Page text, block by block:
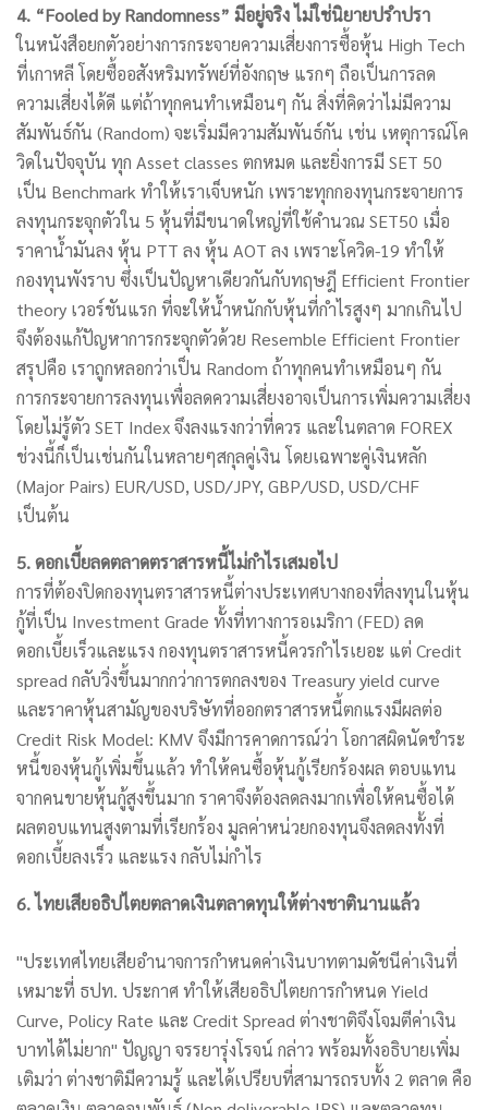
4. “Fooled by Randomness” มีอยู่จริง ไม่ใช่นิยายปรำปรา
ในหนังสือยกตัวอย่างการกระจายความเสี่ยงการซื้อหุ้น High Tech
ที่เกาหลี โดยซื้ออสังหริมทรัพย์ที่อังกฤษ แรกๆ ถือเป็นการลด
ความเสี่ยงได้ดี แต่ถ้าทุกคนทำเหมือนๆ กัน สิ่งที่คิดว่าไม่มีความ
สัมพันธ์กัน (Random) จะเริ่มมีความสัมพันธ์กัน เช่น เหตุการณ์โค
วิดในปัจจุบัน ทุก Asset classes ตกหมด และยิ่งการมี SET 50
เป็น Benchmark ทำให้เราเจ็บหนัก เพราะทุกกองทุนกระจายการ
ลงทุนกระจุกตัวใน 5 หุ้นที่มีขนาดใหญ่ที่ใช้คำนวณ SET50 เมื่อ
ราคาน้ำมันลง หุ้น PTT ลง หุ้น AOT ลง เพราะโควิด-19 ทำให้
กองทุนพังราบ ซึ่งเป็นปัญหาเดียวกันกับทฤษฎี Efficient Frontier
theory เวอร์ชันแรก ที่จะให้น้ำหนักกับหุ้นที่กำไรสูงๆ มากเกินไป
จึงต้องแก้ปัญหาการกระจุกตัวด้วย Resemble Efficient Frontier
สรุปคือ เราถูกหลอกว่าเป็น Random ถ้าทุกคนทำเหมือนๆ กัน
การกระจายการลงทุนเพื่อลดความเสี่ยงอาจเป็นการเพิ่มความเสี่ยง
โดยไม่รู้ตัว SET Index จึงลงแรงกว่าที่ควร และในตลาด FOREX
ช่วงนี้ก็เป็นเช่นกันในหลายๆสกุลคู่เงิน โดยเฉพาะคู่เงินหลัก
(Major Pairs) EUR/USD, USD/JPY, GBP/USD, USD/CHF
เป็นต้น
5. ดอกเบี้ยลดตลาดตราสารหนี้ไม่กำไรเสมอไป
การที่ต้องปิดกองทุนตราสารหนี้ต่างประเทศบางกองที่ลงทุนในหุ้น
กู้ที่เป็น Investment Grade ทั้งที่ทางการอเมริกา (FED) ลด
ดอกเบี้ยเร็วและแรง กองทุนตราสารหนี้ควรกำไรเยอะ แต่ Credit
spread กลับวิ่งขึ้นมากกว่าการตกลงของ Treasury yield curve
และราคาหุ้นสามัญของบริษัทที่ออกตราสารหนี้ตกแรงมีผลต่อ
Credit Risk Model: KMV จึงมีการคาดการณ์ว่า โอกาสผิดนัดชำระ
หนี้ของหุ้นกู้เพิ่มขึ้นแล้ว ทำให้คนซื้อหุ้นกู้เรียกร้องผล ตอบแทน
จากคนขายหุ้นกู้สูงขึ้นมาก ราคาจึงต้องลดลงมากเพื่อให้คนซื้อได้
ผลตอบแทนสูงตามที่เรียกร้อง มูลค่าหน่วยกองทุนจึงลดลงทั้งที่
ดอกเบี้ยลงเร็ว และแรง กลับไม่กำไร
6. ไทยเสียอธิปไตยตลาดเงินตลาดทุนให้ต่างชาตินานแล้ว
"ประเทศไทยเสียอำนาจการกำหนดค่าเงินบาทตามดัชนีค่าเงินที่
เหมาะที่ ธปท. ประกาศ ทำให้เสียอธิปไตยการกำหนด Yield
Curve, Policy Rate และ Credit Spread ต่างชาติจึงโจมตีค่าเงิน
บาทได้ไม่ยาก" ปัญญา จรรยารุ่งโรจน์ กล่าว พร้อมทั้งอธิบายเพิ่ม
เติมว่า ต่างชาติมีความรู้ และได้เปรียบที่สามารถรบทั้ง 2 ตลาด คือ